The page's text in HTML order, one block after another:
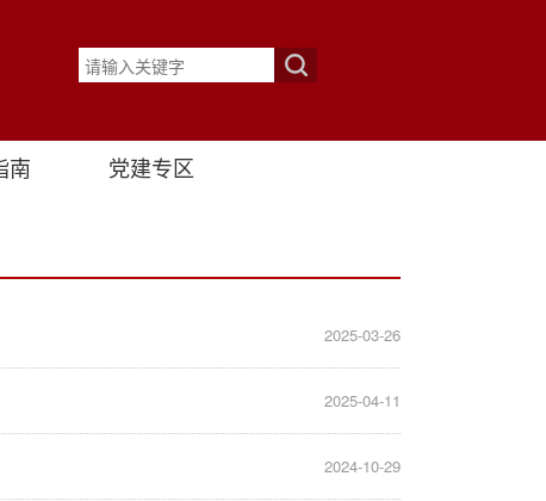
南 党建专区
2025-03-26
2025-04-11
2024-10-29